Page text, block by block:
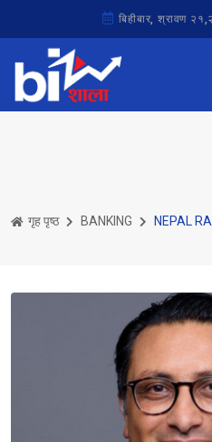
बिहीबार, श्रावण
गृह पृष्ठ BANKING